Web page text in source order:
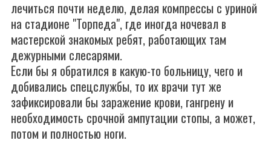
лечиться почти неделю, делая компрессы с уриной
на стадионе "Торпеда", где иногда ночевал в
мастерской знакомых ребят, работающих там
дежурными слесарями.
Если бы я обратился в какую-то больницу, чего и
добивались спецслужбы, то их врачи тут же
зафиксировали бы заражение крови, гангрену и
необходимость срочной ампутации стопы, а может,
потом и полностью ноги.